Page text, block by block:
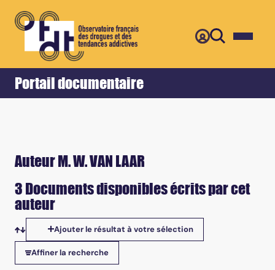
Portail documentaire
Accueil Retour
Auteur M. W. VAN LAAR
3 Documents disponibles écrits par cet
auteur
Tris disponibles
Ajouter le résultat à votre sélection
Affiner la recherche